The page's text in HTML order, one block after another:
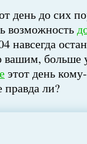
день до сих
возможность
навсегда
вашим,
этот день
ли?